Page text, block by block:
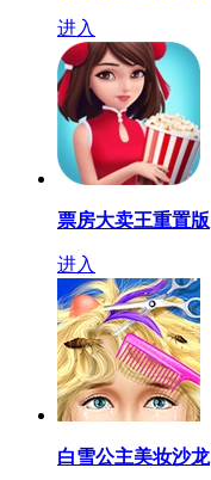
进入
票房大卖王重置版
进入
白雪公主美妆沙龙